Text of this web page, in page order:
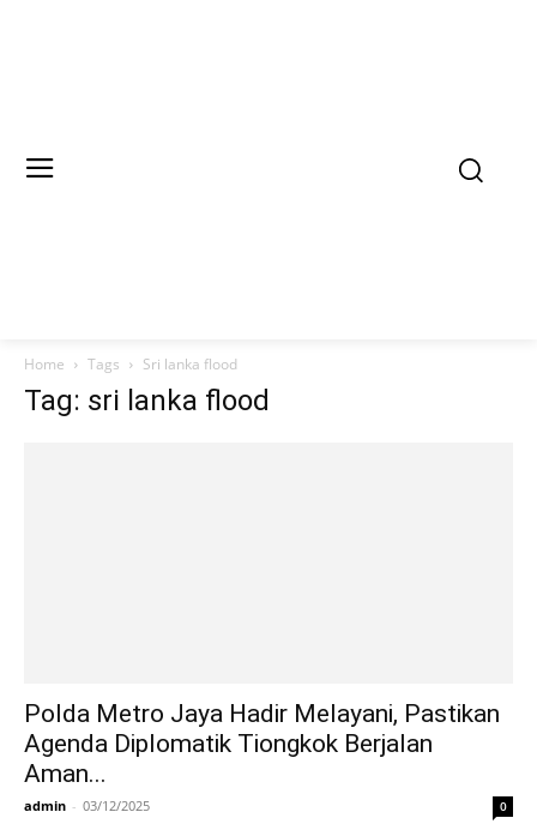
Home Tags Sri lanka flood
Tag: sri lanka flood
Polda Metro Jaya Hadir Melayani, Pastikan
Agenda Diplomatik Tiongkok Berjalan
Aman...
admin - 03/12/2025 0